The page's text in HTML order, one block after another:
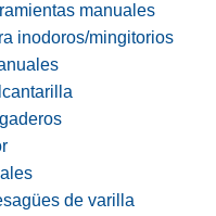
manuales
inodoros/mingitorios
de varilla